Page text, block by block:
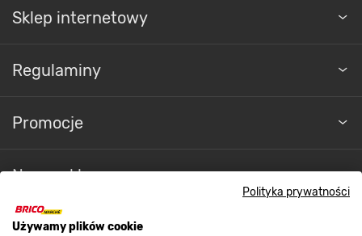
Polityka prywatności
Używamy plików cookie
Sklep internetowy
Regulaminy
Promocje
Nasze sklepy
O nas